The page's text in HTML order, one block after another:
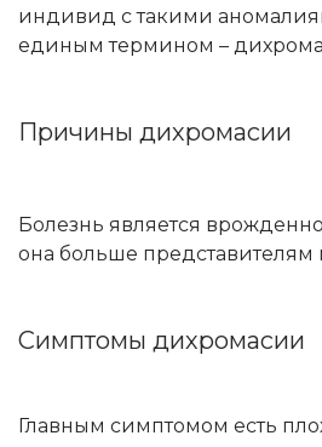
индивид с такими аномалиями
единым термином –
Причины дихромасии
Болезнь является
Симптомы дихромасии
Главным симптомом есть